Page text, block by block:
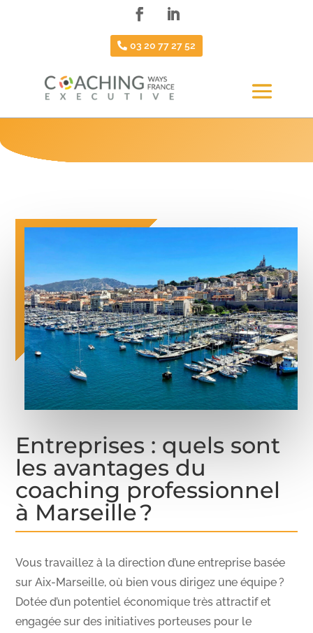
03 20 77 27 52
Entreprises : quels sont
les avantages du
coaching professionnel
à Marseille ?
Vous travaillez à la direction d’une entreprise basée
sur Aix-Marseille, où bien vous dirigez une équipe ?
Dotée d’un potentiel économique très attractif et
engagée sur des initiatives porteuses pour le